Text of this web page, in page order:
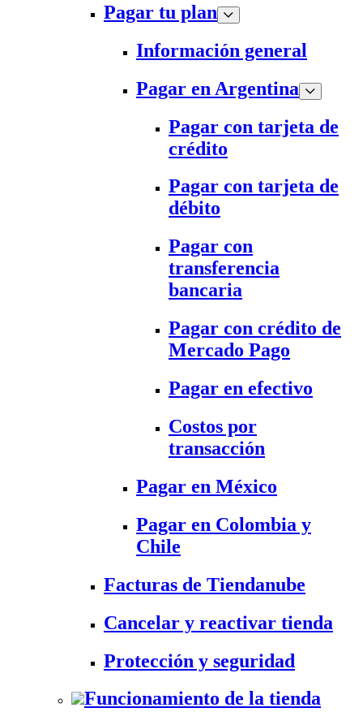
Pagar tu plan
Información general
Pagar en Argentina
Pagar con tarjeta de
crédito
Pagar con tarjeta de
débito
Pagar con
transferencia
bancaria
Pagar con crédito de
Mercado Pago
Pagar en efectivo
Costos por
transacción
Pagar en México
Pagar en Colombia y
Chile
Facturas de Tiendanube
Cancelar y reactivar tienda
Protección y seguridad
Funcionamiento de la tienda